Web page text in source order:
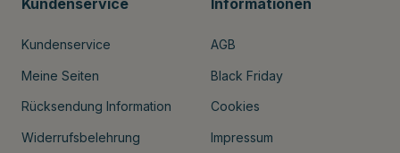
Kundenservice
Meine Seiten
Rücksendung Information
Widerrufsbelehrung
AGB
Black Friday
Cookies
Impressum